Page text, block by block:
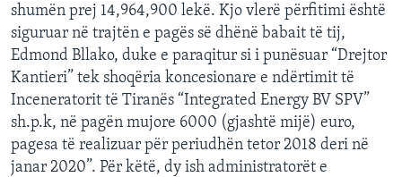
shumën prej 14,964,900 lekë. Kjo vlerë përfitimi është
siguruar në trajtën e pagës së dhënë babait të tij,
Edmond Bllako, duke e paraqitur si i punësuar “Drejtor
Kantieri” tek shoqëria koncesionare e ndërtimit të
Inceneratorit të Tiranës “Integrated Energy BV SPV”
sh.p.k, në pagën mujore 6000 (gjashtë mijë) euro,
pagesa të realizuar për periudhën tetor 2018 deri në
janar 2020”. Për këtë, dy ish administratorët e